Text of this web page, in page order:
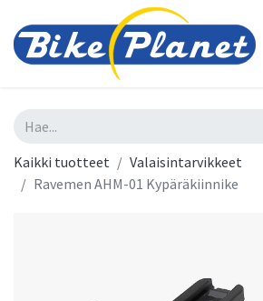
Kaikki tuotteet
Valaisintarvikkeet
Ravemen AHM-01 Kypäräkiinnike